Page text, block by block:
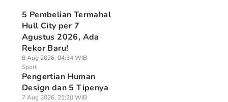
5 Pembelian Termahal
Hull City per 7
Agustus 2026, Ada
Rekor Baru!
8 Aug 2026, 04:34 WIB
Sport
Pengertian Human
Design dan 5 Tipenya
7 Aug 2026, 21:20 WIB